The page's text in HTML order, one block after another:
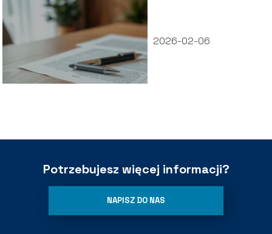
Kodeksie spółek
2026-02-06
Potrzebujesz więcej informacji?
NAPISZ DO NAS